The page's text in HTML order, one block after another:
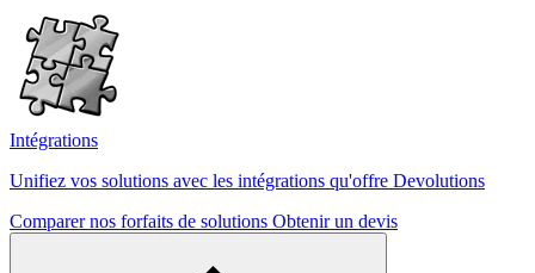
Intégrations
Unifiez vos solutions avec les intégrations qu'offre Devolutions
Comparer nos forfaits de solutions Obtenir un devis